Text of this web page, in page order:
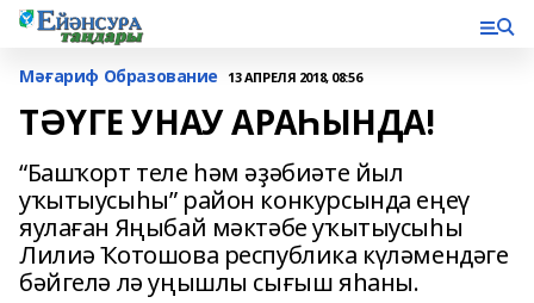
Мәғариф Образование 13 АПРЕЛЯ 2018, 08:56
ТӘҮГЕ УНАУ АРАҺЫНДА!
“Башҡорт теле һәм әҙәбиәте йыл
уҡытыусыһы” район конкурсында еңеү
яулаған Яңыбай мәктәбе уҡытыусыһы
Лилиә Ҡотошова республика күләмендәге
бәйгелә лә уңышлы сығыш яһаны.